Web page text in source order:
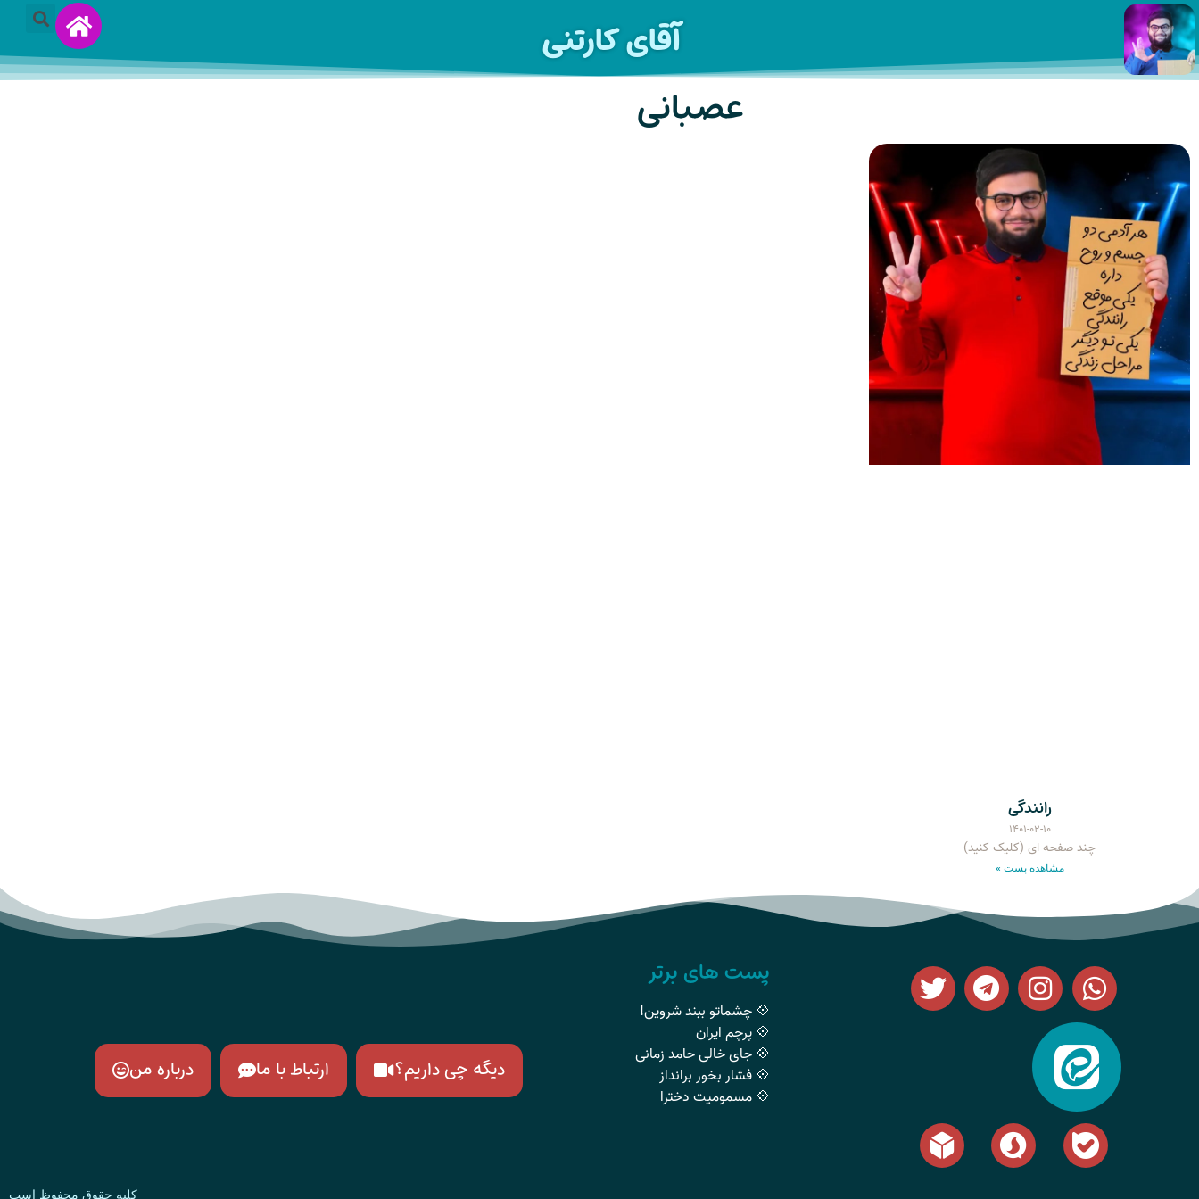
آقای کارتنی
عصبانی
رانندگی
۱۴۰۱-۰۲-۱۰
چند صفحه ای (کلیک کنید)
مشاهده پست »
پست های برتر
💠 چشماتو ببند شروین!
💠 پرچم ایران
💠 جای خالی حامد زمانی
💠 فشار بخور برانداز
💠 مسمومیت دخترا
دیگه چی داریم؟ ارتباط با ما درباره من
کلیه حقوق محفوظ است